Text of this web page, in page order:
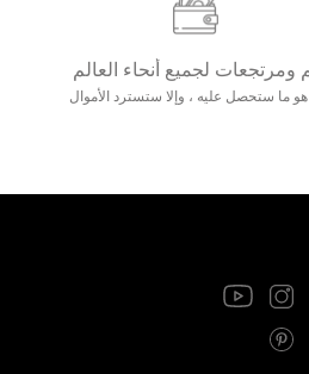
ومرتجعات لجميع أنحاء العالم
هو ما ستحصل عليه ، وإلا ستسترد الأموال